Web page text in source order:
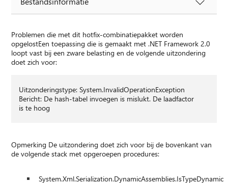
Problemen die met dit hotfix-combinatiepakket worden
opgelostEen toepassing die is gemaakt met .NET Framework 2.0
loopt vast bij een zware belasting en de volgende uitzondering
doet zich voor:
Uitzonderingstype: System.InvalidOperationException
Bericht: De hash-tabel invoegen is mislukt. De laadfactor
is te hoog
Opmerking De uitzondering doet zich voor bij de bovenkant van
de volgende stack met opgeroepen procedures:
System.Xml.Serialization.DynamicAssemblies.IsTypeDynamic